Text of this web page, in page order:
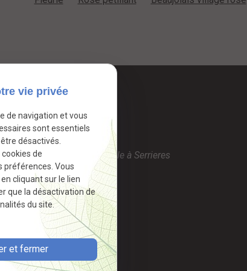
Contact
06.08.86.20.07
Lathuilière Lionel
760 route de la Martingale à Serrieres
69220 Cercié
vie privée
de navigation et vous
sont essentiels
désactivés.
de
préférences. Vous
cliquant sur le lien
que la désactivation de
du site.
et fermer